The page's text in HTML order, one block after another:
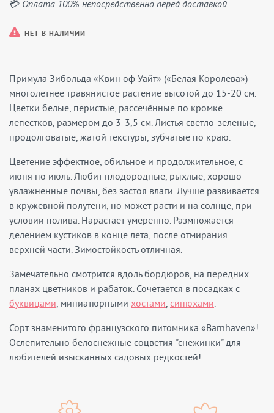
💳 Оплата 100% непосредственно перед доставкой.
НЕТ В НАЛИЧИИ
Примула Зибольда «Квин оф Уайт» («Белая Королева») —
многолетнее травянистое растение высотой до 15-20 см.
Цветки белые, перистые, рассечённые по кромке
лепестков, размером до 3-3,5 см. Листья светло-зелёные,
продолговатые, жатой текстуры, зубчатые по краю.
Цветение эффектное, обильное и продолжительное, с
июня по июль. Любит плодородные, рыхлые, хорошо
увлажненные почвы, без застоя влаги. Лучше развивается
в кружевной полутени, но может расти и на солнце, при
условии полива. Нарастает умеренно. Размножается
делением кустиков в конце лета, после отмирания
верхней части. Зимостойкость отличная.
Замечательно смотрится вдоль бордюров, на передних
планах цветников и рабаток. Сочетается в посадках с
буквицами, миниатюрными хостами, синюхами.
Сорт знаменитого французского питомника «Вarnhaven»!
Ослепительно белоснежные соцветия-"снежинки" для
любителей изысканных садовых редкостей!